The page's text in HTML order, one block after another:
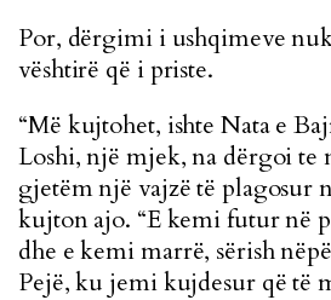
Por, dërgimi i ushqimeve
vështirë që i priste.
“Më kujtohet, ishte Nata e
Loshi, një mjek, na dërgoi te
gjetëm një vajzë të plagosur
kujton ajo. “E kemi futur në
dhe e kemi marrë, sërish
Pejë, ku jemi kujdesur që të